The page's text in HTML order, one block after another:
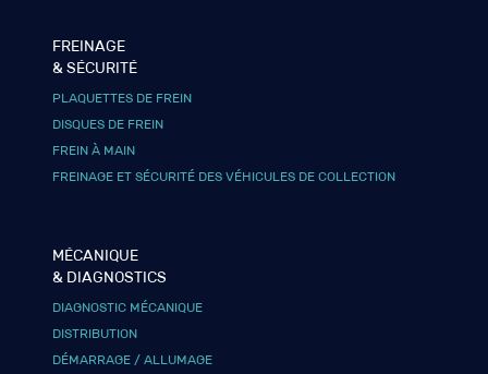
FREINAGE
& SÉCURITÉ
PLAQUETTES DE FREIN
DISQUES DE FREIN
FREIN À MAIN
FREINAGE ET SÉCURITÉ DES VÉHICULES DE COLLECTION
MÉCANIQUE
& DIAGNOSTICS
DIAGNOSTIC MÉCANIQUE
DISTRIBUTION
DÉMARRAGE / ALLUMAGE